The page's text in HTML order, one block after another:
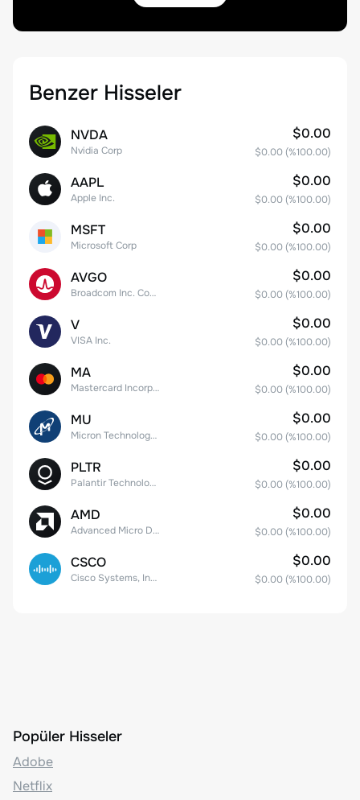
Benzer Hisseler
NVDA
Nvidia Corp
$0.00
$0.00 (%100.00)
AAPL
Apple Inc.
$0.00
$0.00 (%100.00)
MSFT
Microsoft Corp
$0.00
$0.00 (%100.00)
AVGO
Broadcom Inc. Common Stock
$0.00
$0.00 (%100.00)
V
VISA Inc.
$0.00
$0.00 (%100.00)
MA
Mastercard Incorporated
$0.00
$0.00 (%100.00)
MU
Micron Technology, Inc.
$0.00
$0.00 (%100.00)
PLTR
Palantir Technologies Inc. Class A Common Stock
$0.00
$0.00 (%100.00)
AMD
Advanced Micro Devices
$0.00
$0.00 (%100.00)
CSCO
Cisco Systems, Inc. Common Stock (DE)
$0.00
$0.00 (%100.00)
Popüler Hisseler
Adobe
Netflix